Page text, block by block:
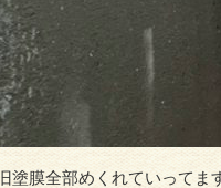
旧塗膜全部めくれていってま